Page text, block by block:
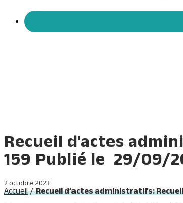
Recueil d'actes
159 Publié le 29/09/
2 octobre 2023
Accueil/Recueil d’actes administratifs: